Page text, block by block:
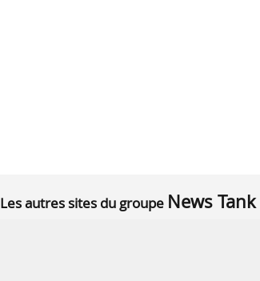
Les autres sites du groupe News Tank